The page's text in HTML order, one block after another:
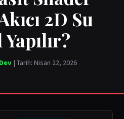
2D Su
| Tarih: Nisan 22, 2026